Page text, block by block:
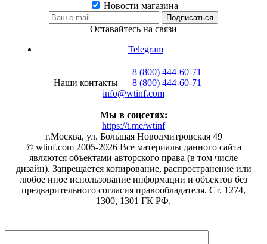
Новости магазина
Оставайтесь на связи
Telegram
Наши контакты
8 (800) 444-60-71
8 (800) 444-60-71
info@wtinf.com
Мы в соцсетях:
https://t.me/wtinf
г.Москва, ул. Большая Новодмитровская 49
©️ wtinf.com 2005-2026 Все материалы данного сайта
являются объектами авторского права (в том числе
дизайн). Запрещается копирование, распространение или
любое иное использование информации и объектов без
предварительного согласия правообладателя. Ст. 1274,
1300, 1301 ГК РФ.